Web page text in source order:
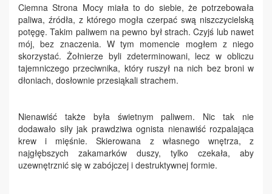
Ciemna Strona Mocy miała to do siebie, że potrzebowała
paliwa, źródła, z którego mogła czerpać swą niszczycielską
potęgę. Takim paliwem na pewno był strach. Czyjś lub nawet
mój, bez znaczenia. W tym momencie mogłem z niego
skorzystać. Żołnierze byli zdeterminowani, lecz w obliczu
tajemniczego przeciwnika, który ruszył na nich bez broni w
dłoniach, dosłownie przesiąkali strachem.
Nienawiść także była świetnym paliwem. Nic tak nie
dodawało siły jak prawdziwa ognista nienawiść rozpalająca
krew i mięśnie. Skierowana z własnego wnętrza, z
najgłębszych zakamarków duszy, tylko czekała, aby
uzewnętrznić się w zabójczej i destruktywnej formie.